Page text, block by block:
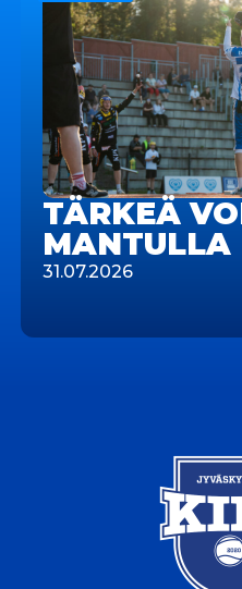
TÄRKEÄ
MANTULLA
31.07.2026